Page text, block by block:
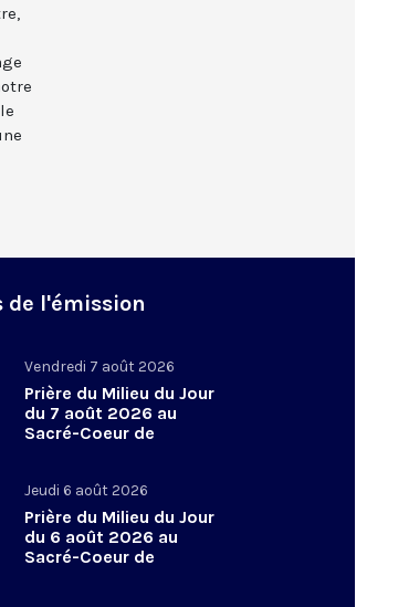
de l'émission
Vendredi 7 août 2026
Prière du Milieu du Jour
du 7 août 2026 au
Sacré-Coeur de
Jeudi 6 août 2026
Prière du Milieu du Jour
du 6 août 2026 au
Sacré-Coeur de